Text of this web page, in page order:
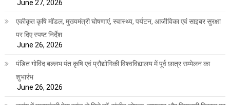
June 27, 2026
एकीकृत कृषि मॉडल, मुख्यमंत्री घोषणाएं, स्वास्थ्य, पर्यटन, आजीविका एवं साइबर सुरक्षा
पर दिए स्पष्ट निर्देश
June 26, 2026
पंडित गोविंद बल्लभ पंत कृषि एवं प्रौद्योगिकी विश्वविद्यालय में पूर्व छात्र सम्मेलन का
शुभारंभ
June 26, 2026